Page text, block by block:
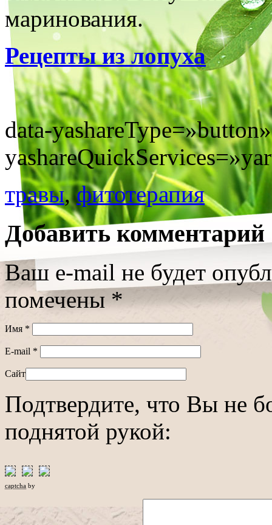
маринования.
Рецепты из лопуха
data-
травы,фитотерапия
Добавить комментарий
Ваш e-mail не будет
помечены*
Имя *
E-mail *
Сайт
Подтвердите, что Вы не
поднятой рукой:
captcha by